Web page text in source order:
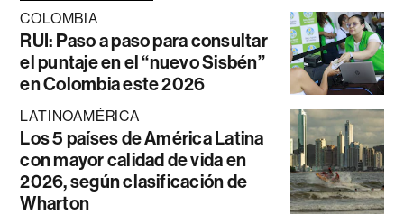
COLOMBIA
RUI: Paso a paso para consultar
el puntaje en el “nuevo Sisbén”
en Colombia este 2026
LATINOAMÉRICA
Los 5 países de América Latina
con mayor calidad de vida en
2026, según clasificación de
Wharton